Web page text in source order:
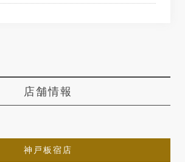
店舗情報
神戸板宿店